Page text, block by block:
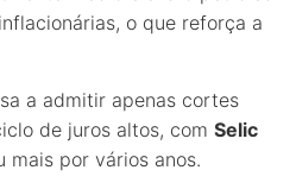
o que reforça a
a admitir apenas cortes
de juros altos, com Selic
mais por vários anos.